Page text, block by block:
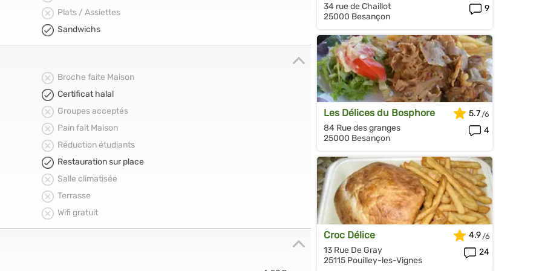
Plats / Assiettes
Sandwichs
Broche faite Maison
Certificat halal
Groupes acceptés
Pain fait Maison
Réduction étudiants
Restauration sur place
Salle climatisée
Terrasse
Wifi gratuit
34 rue de Chaillot
25000 Besançon
9
Les Délices du Bosphore
84 Rue des granges
25000 Besançon
5.7
4
Croc Délice
13 Rue De Gray
25115 Pouilley-les-Vignes
4.9
24